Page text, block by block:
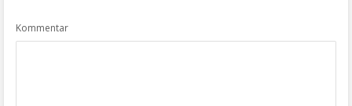
Kommentar